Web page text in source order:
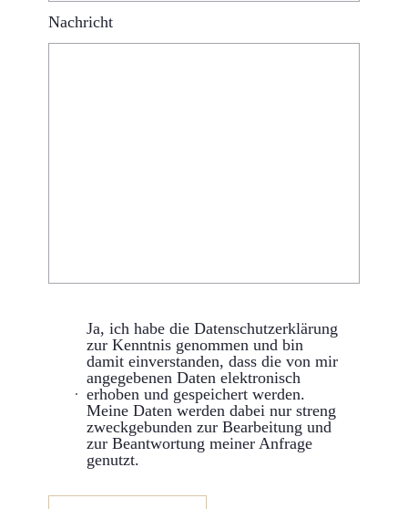
Nachricht
Ja, ich habe die Datenschutzerklärung
zur Kenntnis genommen und bin
damit einverstanden, dass die von mir
angegebenen Daten elektronisch
erhoben und gespeichert werden.
Meine Daten werden dabei nur streng
zweckgebunden zur Bearbeitung und
zur Beantwortung meiner Anfrage
genutzt.